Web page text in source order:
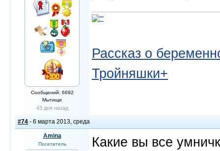
Сообщений: 6692
Мытищи
43 дня назад
Рассказ о
Тройняшки+
#74 - 6 марта 2013, среда
Amina
Посетитель
Какие вы все